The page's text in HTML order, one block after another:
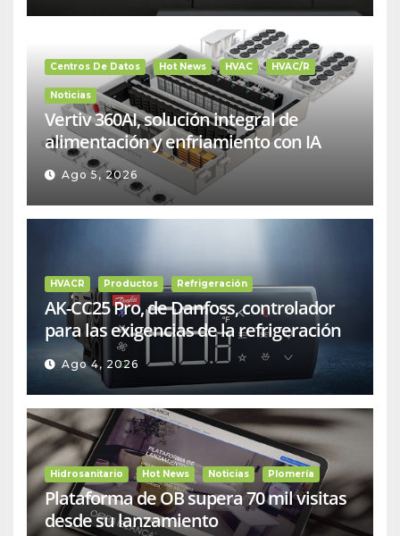
Centros De Datos Hot News HVAC HVAC/R
Noticias
Vertiv 360AI, solución integral de
alimentación y enfriamiento con IA
Ago 5, 2026
HVACR Productos Refrigeración
AK-CC25 Pro, de Danfoss, controlador
para las exigencias de la refrigeración
comercial
Ago 4, 2026
Hidrosanitario Hot News Noticias Plomería
Plataforma de OB supera 70 mil visitas
desde su lanzamiento